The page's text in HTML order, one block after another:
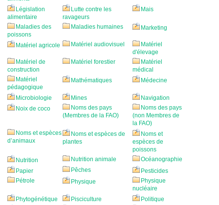
Législation
alimentaire
Lutte contre les
ravageurs
Mais
Maladies des
poissons
Maladies humaines Marketing
Matériel agricole Matériel audiovisuel
Matériel
d'élevage
Matériel de
construction
Matériel forestier
Matériel
médical
Matériel
pédagogique
Mathématiques Médecine
Microbiologie Mines
Navigation
Noix de coco
Noms des pays
(Membres de la FAO)
Noms des pays
(non Membres de
la FAO)
Noms et espèces
d’animaux
Noms et espèces de
plantes
Noms et
espèces de
poissons
Nutrition
Nutrition animale
Océanographie
Papier
Pêches
Pesticides
Pétrole
Physique
Physique
nucléaire
Phytogénétique
Pisciculture
Politique